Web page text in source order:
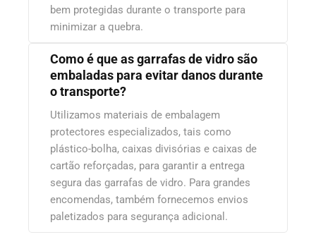
bem protegidas durante o transporte para
minimizar a quebra.
Como é que as garrafas de vidro são
embaladas para evitar danos durante
o transporte?
Utilizamos materiais de embalagem
protectores especializados, tais como
plástico-bolha, caixas divisórias e caixas de
cartão reforçadas, para garantir a entrega
segura das garrafas de vidro. Para grandes
encomendas, também fornecemos envios
paletizados para segurança adicional.